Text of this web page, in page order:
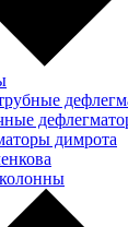
димрота